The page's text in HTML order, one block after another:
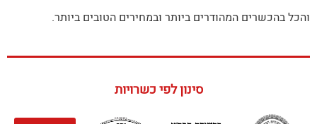
והכל בהכשרים המהודרים ביותר ובמחירים הטובים ביותר.
סינון לפי כשרויות